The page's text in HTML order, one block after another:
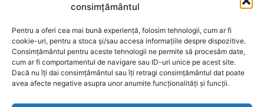
consimțământul
Pentru a oferi cea mai bună experiență, folosim tehnologii, cum ar fi
cookie-uri, pentru a stoca și/sau accesa informațiile despre dispozitive.
Consimțământul pentru aceste tehnologii ne permite să procesăm date,
cum ar fi comportamentul de navigare sau ID-uri unice pe acest site.
Dacă nu îți dai consimțământul sau îți retragi consimțământul dat poate
avea afecte negative asupra unor anumite funcționalități și funcții.